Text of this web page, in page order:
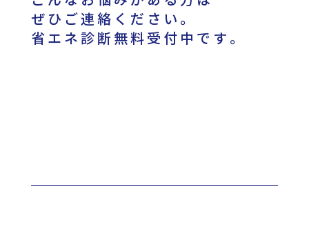
ぜひご連絡ください。
省エネ診断無料受付中です。